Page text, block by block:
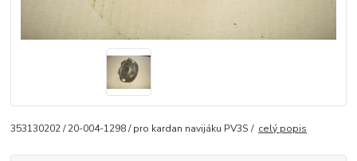
353130202 / 20-004-1298 / pro kardan navijáku PV3S / celý popis